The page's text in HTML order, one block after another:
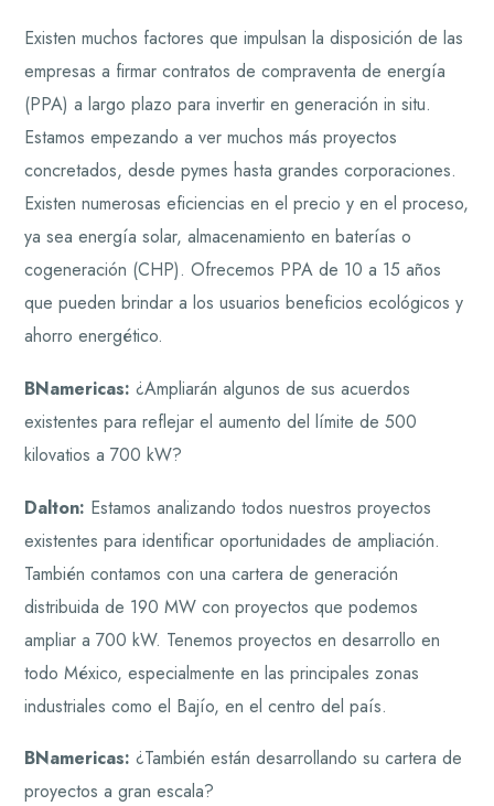
Existen muchos factores que impulsan la disposición de las
empresas a firmar contratos de compraventa de energía
(PPA) a largo plazo para invertir en generación in situ.
Estamos empezando a ver muchos más proyectos
concretados, desde pymes hasta grandes corporaciones.
Existen numerosas eficiencias en el precio y en el proceso,
ya sea energía solar, almacenamiento en baterías o
cogeneración (CHP). Ofrecemos PPA de 10 a 15 años
que pueden brindar a los usuarios beneficios ecológicos y
ahorro energético.
BNamericas: ¿Ampliarán algunos de sus acuerdos
existentes para reflejar el aumento del límite de 500
kilovatios a 700 kW?
Dalton: Estamos analizando todos nuestros proyectos
existentes para identificar oportunidades de ampliación.
También contamos con una cartera de generación
distribuida de 190 MW con proyectos que podemos
ampliar a 700 kW. Tenemos proyectos en desarrollo en
todo México, especialmente en las principales zonas
industriales como el Bajío, en el centro del país.
BNamericas: ¿También están desarrollando su cartera de
proyectos a gran escala?